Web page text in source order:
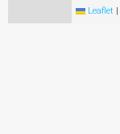
Leaflet |